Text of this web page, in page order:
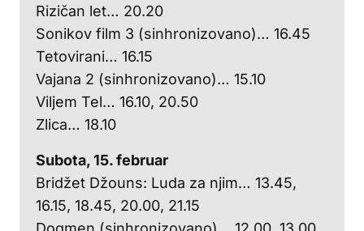
Rizičan let… 20.20
Sonikov film 3 (sinhronizovano)… 16.45
Tetovirani… 16.15
Vajana 2 (sinhronizovano)… 15.10
Viljem Tel… 16.10, 20.50
Zlica… 18.10
Subota, 15. februar
Bridžet Džouns: Luda za njim… 13.45,
16.15, 18.45, 20.00, 21.15